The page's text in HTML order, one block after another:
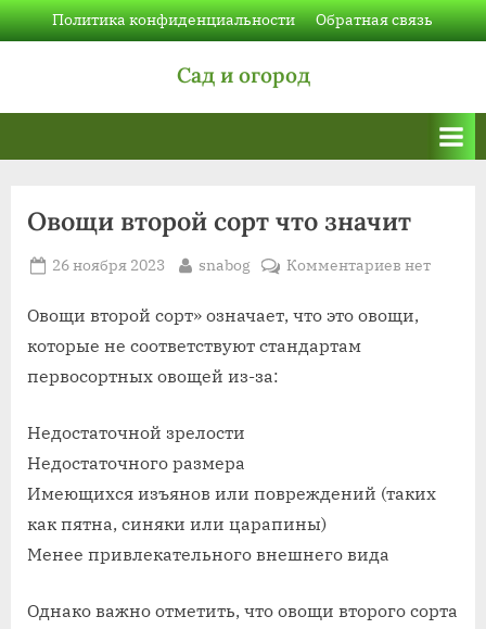
Skip
to
Политика конфиденциальности Обратная связь
Сад и огород
Овощи второй сорт что значит
Posted
26 ноября 2023 By
snabog Комментариевк
Овощи
нет
Овощи второй сорт» означает, что это овощи,
которые не соответствуют стандартам
первосортных овощей из-за:
Недостаточной зрелости
Недостаточного размера
Имеющихся изъянов или повреждений (таких
как пятна, синяки или царапины)
Менее привлекательного внешнего вида
Однако важно отметить, что овощи второго сорта